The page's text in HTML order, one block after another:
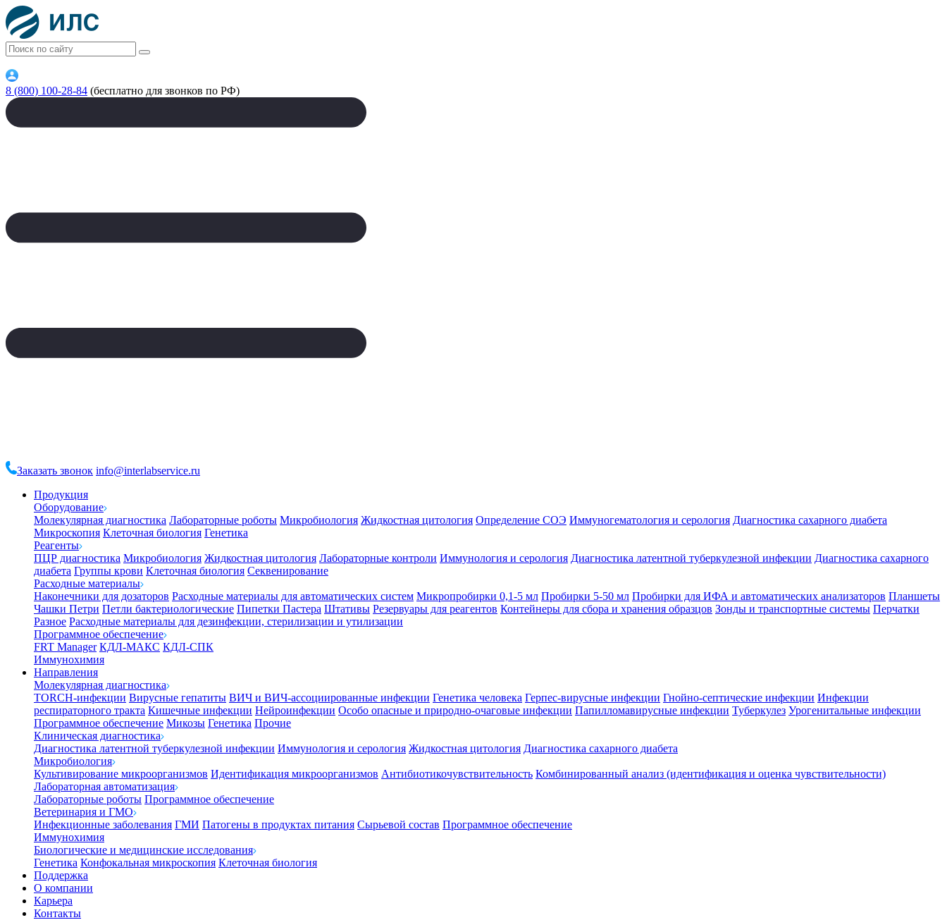
8 (800) 100-28-84 (бесплатно для звонков по РФ)
Заказать звонок info@interlabservice.ru
Продукция
Оборудование
Молекулярная диагностика Лабораторные роботы Микробиология Жидкостная цитология Определение СОЭ Иммуногематология и серология Диагностика сахарного диабета
Микроскопия Клеточная биология Генетика
Реагенты
ПЦР диагностика Микробиология Жидкостная цитология Лабораторные контроли Иммунология и серология Диагностика латентной туберкулезной инфекции Диагностика сахарного
диабета Группы крови Клеточная биология Секвенирование
Расходные материалы
Наконечники для дозаторов Расходные материалы для автоматических систем Микропробирки 0,1-5 мл Пробирки 5-50 мл Пробирки для ИФА и автоматических анализаторов Планшеты
Чашки Петри Петли бактериологические Пипетки Пастера Штативы Резервуары для реагентов Контейнеры для сбора и хранения образцов Зонды и транспортные системы Перчатки
Разное Расходные материалы для дезинфекции, стерилизации и утилизации
Программное обеспечение
FRT Manager КДЛ-МАКС КДЛ-СПК
Иммунохимия
Направления
Молекулярная диагностика
TORCH-инфекции Вирусные гепатиты ВИЧ и ВИЧ-ассоциированные инфекции Генетика человека Герпес-вирусные инфекции Гнойно-септические инфекции Инфекции
респираторного тракта Кишечные инфекции Нейроинфекции Особо опасные и природно-очаговые инфекции Папилломавирусные инфекции Туберкулез Урогенитальные инфекции
Программное обеспечение Микозы Генетика Прочие
Клиническая диагностика
Диагностика латентной туберкулезной инфекции Иммунология и серология Жидкостная цитология Диагностика сахарного диабета
Микробиология
Культивирование микроорганизмов Идентификация микроорганизмов Антибиотикочувствительность Комбинированный анализ (идентификация и оценка чувствительности)
Лабораторная автоматизация
Лабораторные роботы Программное обеспечение
Ветеринария и ГМО
Инфекционные заболевания ГМИ Патогены в продуктах питания Сырьевой состав Программное обеспечение
Иммунохимия
Биологические и медицинские исследования
Генетика Конфокальная микроскопия Клеточная биология
Поддержка
О компании
Карьера
Контакты